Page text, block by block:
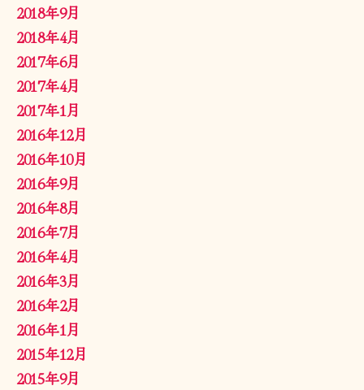
2018年9月
2018年4月
2017年6月
2017年4月
2017年1月
2016年12月
2016年10月
2016年9月
2016年8月
2016年7月
2016年4月
2016年3月
2016年2月
2016年1月
2015年12月
2015年9月